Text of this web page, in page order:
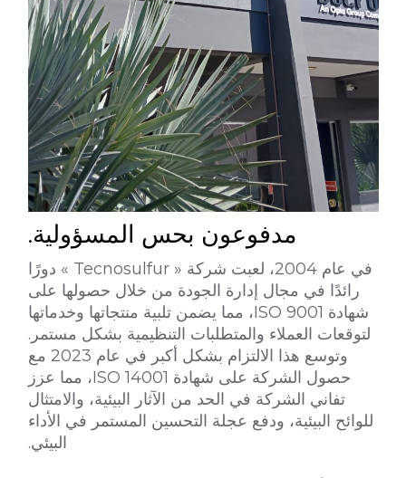
مدفوعون بحس المسؤولية.
في عام 2004، لعبت شركة « Tecnosulfur » دورًا
رائدًا في مجال إدارة الجودة من خلال حصولها على
شهادة ISO 9001، مما يضمن تلبية منتجاتها وخدماتها
لتوقعات العملاء والمتطلبات التنظيمية بشكل مستمر.
وتوسع هذا الالتزام بشكل أكبر في عام 2023 مع
حصول الشركة على شهادة ISO 14001، مما عزز
تفاني الشركة في الحد من الآثار البيئية، والامتثال
للوائح البيئية، ودفع عجلة التحسين المستمر في الأداء
البيئي.